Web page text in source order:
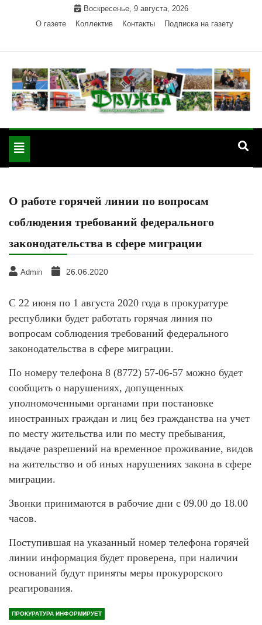
Воскресенье, 9 августа, 2026
О газете
Коллектив Контакты Подписка на газету
"Дружба" — газета
Красногвардейского района Республики Адыгея
Toggle
navigation
О работе горячей линии по вопросам
соблюдения требований федерального
законодательства в сфере миграции
Admin 26.06.2020
С 22 июня по 1 августа 2020 года в прокуратуре
республики будет работать горячая линия по
вопросам соблюдения требований федерального
законодательства в сфере миграции.
По номеру телефона 8 (8772) 57-06-57 можно будет
сообщить о нарушениях, допущенных
уполномоченными органами при постановке
иностранных граждан и лиц без гражданства на учет
по месту жительства или по месту пребывания,
выдаче разрешений на временное проживание, видов
на жительство и об иных нарушениях закона в сфере
миграции.
Звонки принимаются в рабочие дни с 09.00 до 18.00
часов.
Поступившая на указанный номер телефона горячей
линии информация будет проверена, при наличии
оснований будут приняты меры прокурорского
реагирования.
ПРОКУРАТУРА ИНФОРМИРУЕТ